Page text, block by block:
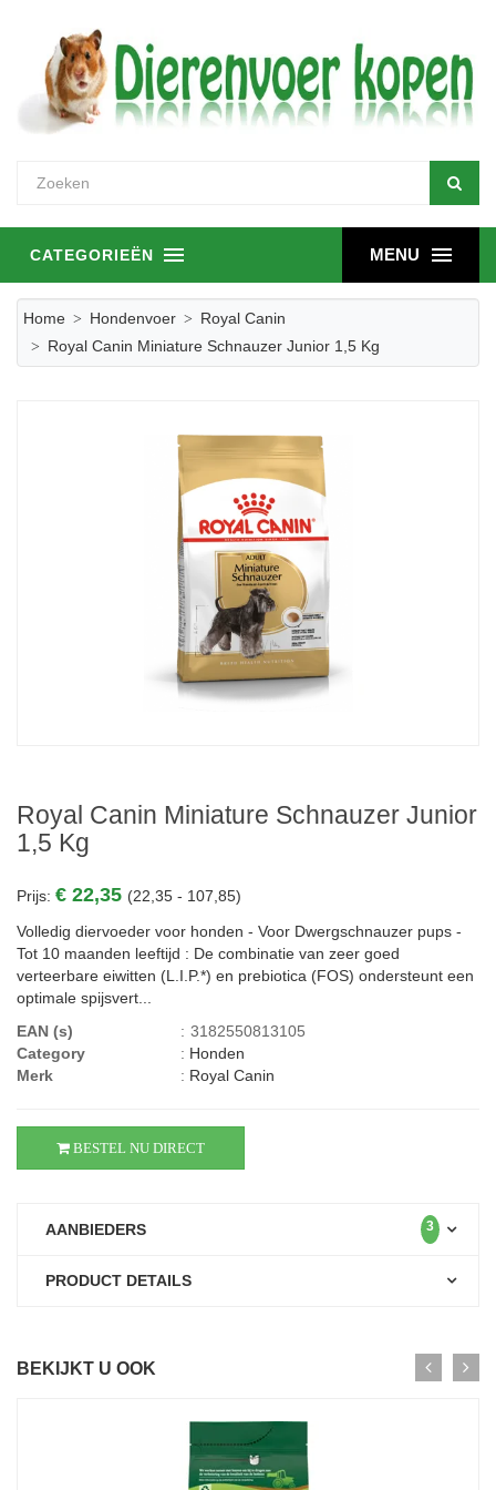
MENU
CATEGORIEËN
Home Hondenvoer
Royal Canin
Royal Canin Miniature Schnauzer Junior 1,5 Kg
Royal Canin Miniature Schnauzer Junior
1,5 Kg
Prijs: € 22,35 (22,35 - 107,85)
Volledig diervoeder voor honden - Voor Dwergschnauzer pups -
Tot 10 maanden leeftijd : De combinatie van zeer goed
verteerbare eiwitten (L.I.P.*) en prebiotica (FOS) ondersteunt een
optimale spijsvert...
EAN (s)
: 3182550813105
Category
: Honden
Merk
: Royal Canin
BESTEL NU DIRECT
AANBIEDERS 3
PRODUCT DETAILS
BEKIJKT U OOK